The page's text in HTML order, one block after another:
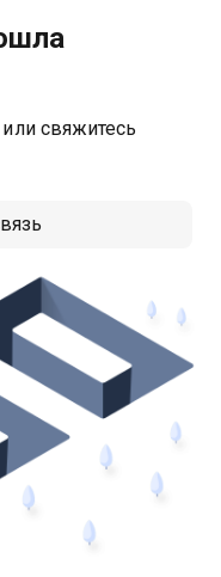
свяжитесь